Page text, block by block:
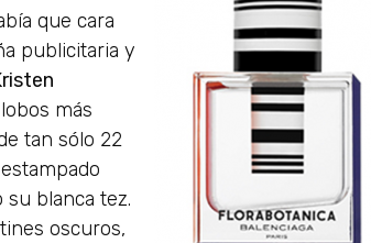
que cara
publicitaria y
más
tan sólo 22
blanca tez.
oscuros,